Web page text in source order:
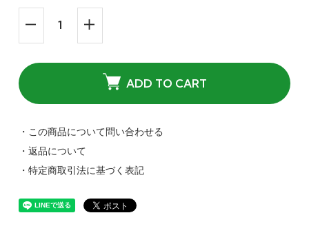
ADD TO CART
・この商品について問い合わせる
・返品について
・特定商取引法に基づく表記